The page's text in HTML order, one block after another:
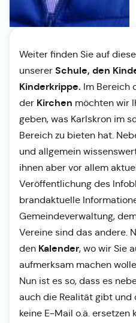
Weiter finden Sie auf
unserer Schule, den
Kinderkrippe. Im Bereich
der Kirchen möchten wir
geben, was Karlskron im
Bereich zu bieten hat.
und allgemein
ihnen aber vor allem
Veröffentlichung des
brandaktuelle
Gemeindeverwaltung,
Vereine sind das andere.
den Kalender, wo wir Sie
aufmerksam machen
Nun ist es so, dass es
auch die Realität gibt und
keine E-Mail o.ä. ersetzen